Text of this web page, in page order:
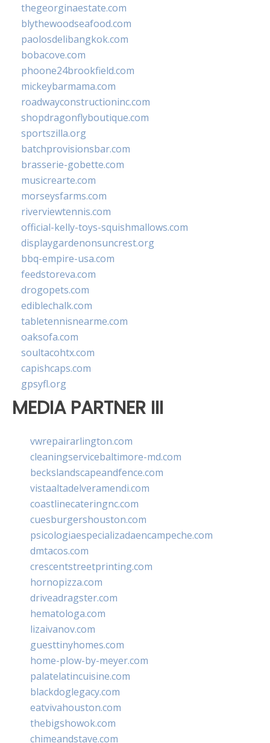
thegeorginaestate.com
blythewoodseafood.com
paolosdelibangkok.com
bobacove.com
phoone24brookfield.com
mickeybarmama.com
roadwayconstructioninc.com
shopdragonflyboutique.com
sportszilla.org
batchprovisionsbar.com
brasserie-gobette.com
musicrearte.com
morseysfarms.com
riverviewtennis.com
official-kelly-toys-squishmallows.com
displaygardenonsuncrest.org
bbq-empire-usa.com
feedstoreva.com
drogopets.com
ediblechalk.com
tabletennisnearme.com
oaksofa.com
soultacohtx.com
capishcaps.com
gpsyfl.org
MEDIA PARTNER III
vwrepairarlington.com
cleaningservicebaltimore-md.com
beckslandscapeandfence.com
vistaaltadelveramendi.com
coastlinecateringnc.com
cuesburgershouston.com
psicologiaespecializadaencampeche.com
dmtacos.com
crescentstreetprinting.com
hornopizza.com
driveadragster.com
hematologa.com
lizaivanov.com
guesttinyhomes.com
home-plow-by-meyer.com
palatelatincuisine.com
blackdoglegacy.com
eatvivahouston.com
thebigshowok.com
chimeandstave.com